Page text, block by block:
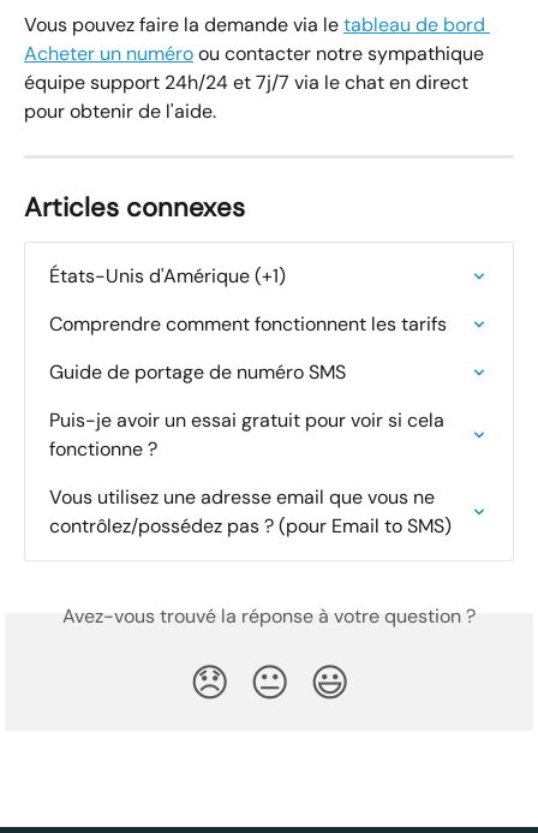
Vous pouvez faire la demande via le tableau de bord
Acheter un numéro ou contacter notre sympathique
équipe support 24h/24 et 7j/7 via le chat en direct
pour obtenir de l'aide.
Articles connexes
États-Unis d'Amérique (+1)
Comprendre comment fonctionnent les tarifs
Guide de portage de numéro SMS
Puis-je avoir un essai gratuit pour voir si cela
fonctionne ?
Vous utilisez une adresse email que vous ne
contrôlez/possédez pas ? (pour Email to SMS)
Avez-vous trouvé la réponse à votre question ?
😞 😐 😃